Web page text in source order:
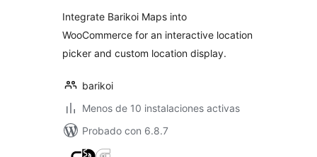
Integrate Barikoi Maps into
WooCommerce for an interactive location
picker and custom location display.
barikoi
Menos de 10 instalaciones activas
Probado con 6.8.7